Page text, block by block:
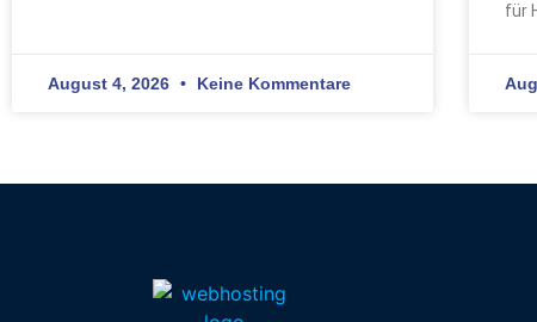
August 4, 2026 Keine Kommentare
für